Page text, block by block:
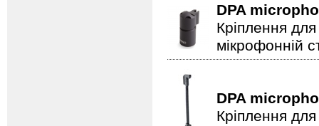
DPA
Кріплення
мікрофонній
DPA
Кріплення